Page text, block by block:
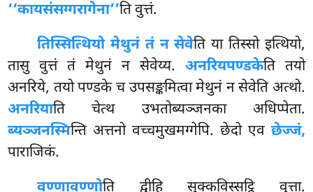
‘‘कायसंसग्गरागेना’’ति वुत्तं.
तिस्सित्थियो मेथुनं तं न सेवेति या तिस्सो इत्थियो,
तासु वुत्तं तं मेथुनं न सेवेय्य. अनरियपण्डकेति तयो
अनरिये, तयो पण्डके च उपसङ्कमित्वा मेथुनं न सेवेति अत्थो.
अनरियातिचेत्थ उभतोब्यञ्जनका अधिप्पेता.
ब्यञ्जनस्मिन्ति अत्तनो वच्चमुखमग्गेपि. छेदो एव छेज्जं,
पाराजिकं.
वण्णावण्णोति द्वीहि सुक्कविस्सट्ठि वुत्ता.